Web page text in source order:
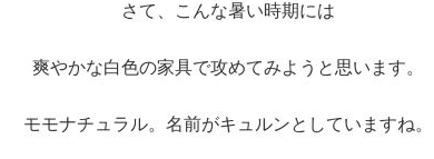
さて、こんな暑い時期には
爽やかな白色の家具で攻めてみようと思います。
モモナチュラル。名前がキュルンとしていますね。